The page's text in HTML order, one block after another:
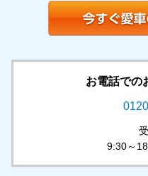
お電話での
9:30～